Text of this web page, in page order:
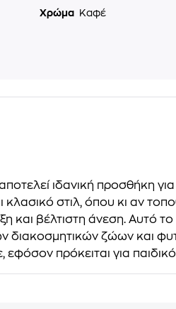
Χρώμα
Καφέ
ιδανική προσθήκη
στιλ, όπου κι αν
και βέλτιστη άνεση. Αυτό
διακοσμητικών ζώων και
πρόκειται για